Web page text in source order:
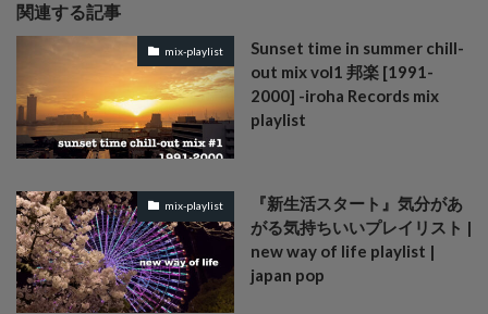
関連する記事
mix-playlist
Sunset time in summer chill-
out mix vol1 邦楽 [1991-
2000] -iroha Records mix
playlist
mix-playlist
『新生活スタート』気分があ
がる気持ちいいプレイリスト |
new way of life playlist |
japan pop